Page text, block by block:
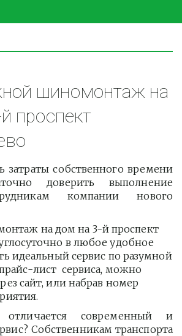
шиномонтаж на
проспект
затраты собственного времени
доверить выполнение
компании нового
на дом на 3-й проспект
в любое удобное
идеальный сервис по разумной
лист  сервиса, можно
сайт, или набрав номер
современный и
Собственникам транспорта